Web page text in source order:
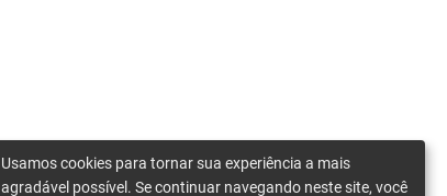
Usamos cookies para tornar sua experiência a mais
agradável possível. Se continuar navegando neste site, você